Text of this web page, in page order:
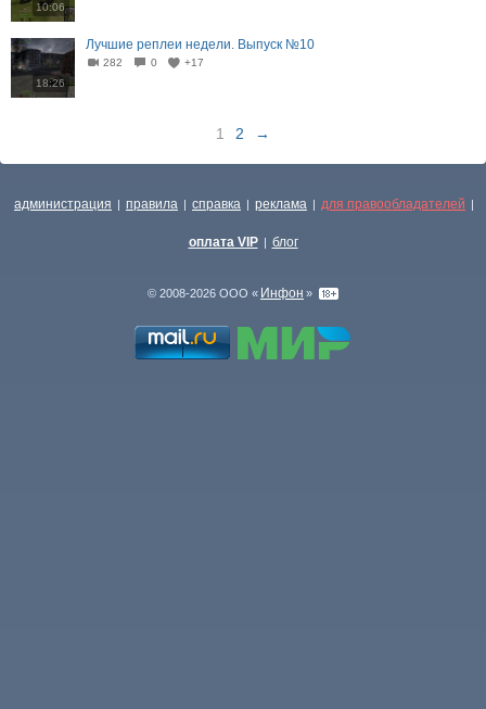
10:06
18:26
Лучшие реплеи недели. Выпуск №10
282 0 +17
1 2 →
администрация | правила | справка | реклама | для правообладателей |
оплата VIP | блог
© 2008-2026 ООО « Инфон »